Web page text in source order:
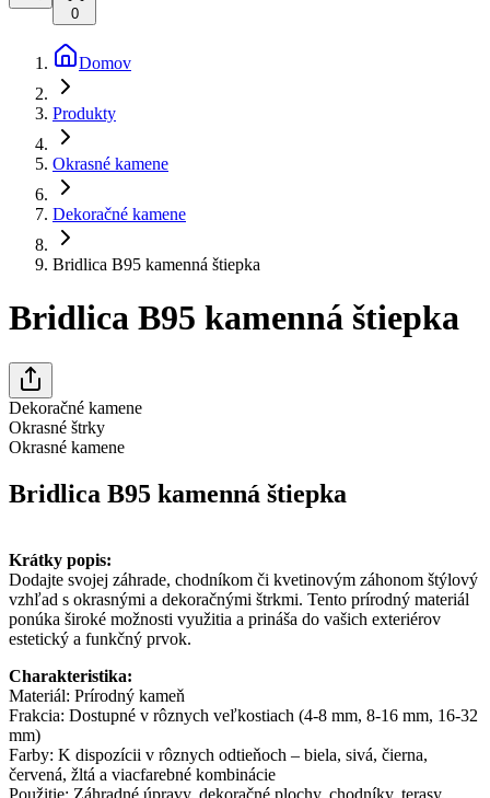
0
Domov
Produkty
Okrasné kamene
Dekoračné kamene
Bridlica B95 kamenná štiepka
Bridlica B95 kamenná štiepka
Dekoračné kamene
Okrasné štrky
Okrasné kamene
Bridlica B95 kamenná štiepka
Krátky popis:
Dodajte svojej záhrade, chodníkom či kvetinovým záhonom štýlový
vzhľad s okrasnými a dekoračnými štrkmi. Tento prírodný materiál
ponúka široké možnosti využitia a prináša do vašich exteriérov
estetický a funkčný prvok.
Charakteristika:
Materiál: Prírodný kameň
Frakcia: Dostupné v rôznych veľkostiach (4-8 mm, 8-16 mm, 16-32
mm)
Farby: K dispozícii v rôznych odtieňoch – biela, sivá, čierna,
červená, žltá a viacfarebné kombinácie
Použitie: Záhradné úpravy, dekoračné plochy, chodníky, terasy,